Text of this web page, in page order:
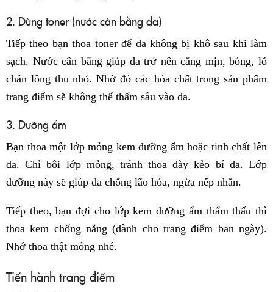
2. Dùng toner (nước cân bằng da)
Tiếp theo bạn thoa toner để da không bị khô sau khi làm
sạch. Nước cân bằng giúp da trở nên căng mịn, bóng, lỗ
chân lông thu nhỏ. Nhờ đó các hóa chất trong sản phẩm
trang điểm sẽ không thể thấm sâu vào da.
3. Dưỡng ẩm
Bạn thoa một lớp mỏng kem dưỡng ẩm hoặc tinh chất lên
da. Chỉ bôi lớp mỏng, tránh thoa dày kẻo bí da. Lớp
dưỡng này sẽ giúp da chống lão hóa, ngừa nếp nhăn.
Tiếp theo, bạn đợi cho lớp kem dưỡng ẩm thẩm thấu thì
thoa kem chống nắng (dành cho trang điểm ban ngày).
Nhớ thoa thật mỏng nhé.
Tiến hành trang điểm